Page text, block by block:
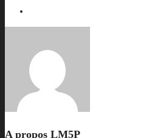
A propos LM5P